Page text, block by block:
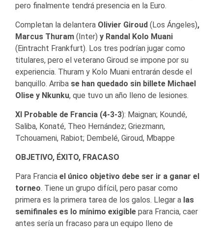
pero finalmente tendrá presencia en la Euro.
Completan la delantera Olivier Giroud (Los Ángeles),
Marcus Thuram (Inter) y Randal Kolo Muani
(Eintracht Frankfurt). Los tres podrían jugar como
titulares, pero el veterano Giroud se impone por su
experiencia. Thuram y Kolo Muani entrarán desde el
banquillo. Arriba se han quedado sin billete Michael
Olise y Nkunku, que tuvo un año lleno de lesiones.
XI Probable de Francia (4-3-3): Maignan; Koundé,
Saliba, Konaté, Theo Hernández; Griezmann,
Tchouameni, Rabiot; Dembelé, Giroud, Mbappe
OBJETIVO, ÉXITO, FRACASO
Para Francia el único objetivo debe ser ir a ganar el
torneo. Tiene un grupo difícil, pero pasar como
primera es la primera tarea de los galos. Llegar a las
semifinales es lo mínimo exigible para Francia, caer
antes sería un fracaso para un equipo lleno de